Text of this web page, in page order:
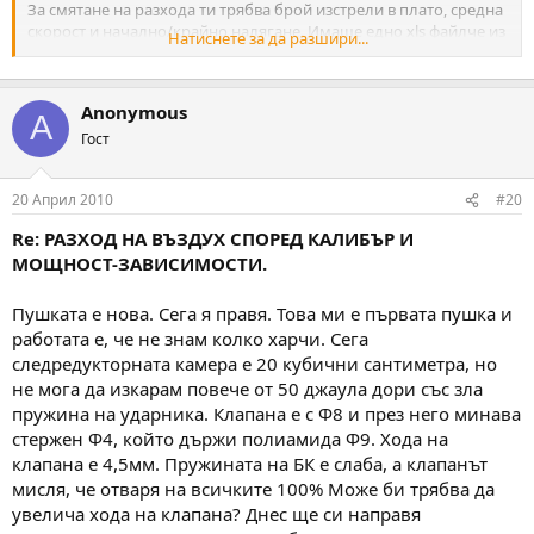
За смятане на разхода ти трябва брой изстрели в плато, средна
скорост и начално/крайно налягане. Имаше едно xls файлче из
форума което го смяташе.
Натиснете за да разшири...
A Anonymous
Гост
20 Април 2010 #20
Re: РАЗХОД НА ВЪЗДУХ СПОРЕД КАЛИБЪР И
МОЩНОСТ-ЗАВИСИМОСТИ.
Пушката е нова. Сега я правя. Това ми е първата пушка и
работата е, че не знам колко харчи. Сега
следредукторната камера е 20 кубични сантиметра, но
не мога да изкарам повече от 50 джаула дори със зла
пружина на ударника. Клапана е с Ф8 и през него минава
стержен Ф4, който държи полиамида Ф9. Хода на
клапана е 4,5мм. Пружината на БК е слаба, а клапанът
мисля, че отваря на всичките 100% Може би трябва да
увелича хода на клапана? Днес ще си направя